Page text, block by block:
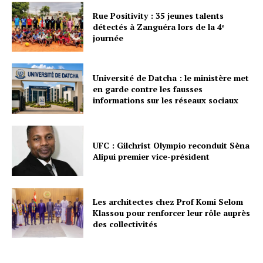
Rue Positivity : 35 jeunes talents
détectés à Zanguéra lors de la 4ᵉ
journée
Université de Datcha : le ministère met
en garde contre les fausses
informations sur les réseaux sociaux
UFC : Gilchrist Olympio reconduit Sèna
Alipui premier vice-président
Les architectes chez Prof Komi Selom
Klassou pour renforcer leur rôle auprès
des collectivités